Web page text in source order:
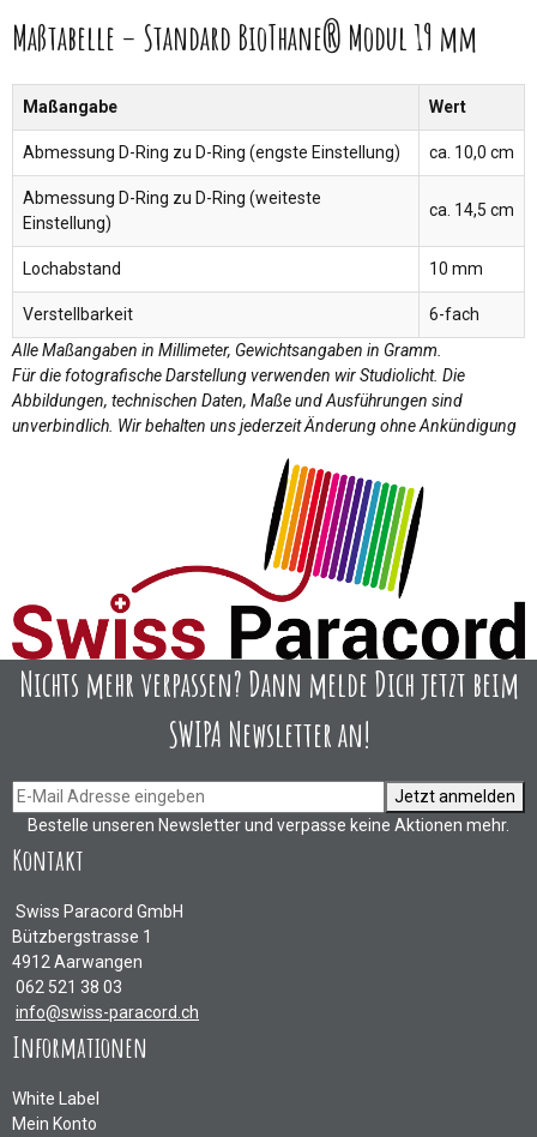
Maßtabelle – Standard BioThane® Modul 19 mm
Maßangabe Wert
Abmessung D-Ring zu D-Ring (engste Einstellung) ca. 10,0 cm
Abmessung D-Ring zu D-Ring (weiteste
Einstellung)
ca. 14,5 cm
Lochabstand 10 mm
Verstellbarkeit
6-fach
Alle Maßangaben in Millimeter, Gewichtsangaben in Gramm.
Für die fotografische Darstellung verwenden wir Studiolicht. Die
Abbildungen, technischen Daten, Maße und Ausführungen sind
unverbindlich. Wir behalten uns jederzeit Änderung ohne Ankündigung
Nichts mehr verpassen? Dann melde Dich jetzt beim
SWIPA Newsletter an!
Jetzt anmelden
Bestelle unseren Newsletter und verpasse keine Aktionen mehr.
Kontakt
Swiss Paracord GmbH
Bützbergstrasse 1
4912 Aarwangen
062 521 38 03
info@swiss-paracord.ch
Informationen
White Label
Mein Konto